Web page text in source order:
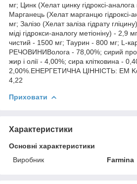
мг; Цинк (Хелат цинку гідроксі-аналога
Марганець (Хелат марганцю гідроксі-
мг; Залізо (Хелат заліза гідрату
міді гідрокси-аналогу метіоніну) - 2,9
чистий - 1500 мг; Таурин - 800 мг; L-
РЕЧОВИНИВолога - 78,00%; сирий
жир і олії - 4,00%; сира клітковина -
2,00%.ЕНЕРГЕТИЧНА ЦІННІСТЬ: EM
4,22
Приховати
Характеристики
Основні характеристики
Виробник
Farmina